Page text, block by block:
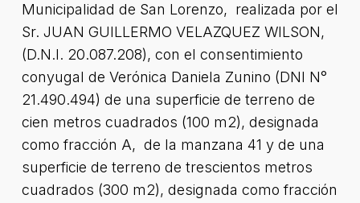
Municipalidad de San Lorenzo, realizada por el
Sr. JUAN GUILLERMO VELAZQUEZ WILSON,
(D.N.I. 20.087.208), con el consentimiento
conyugal de Verónica Daniela Zunino (DNI N°
21.490.494) de una superficie de terreno de
cien metros cuadrados (100 m2), designada
como fracción A, de la manzana 41 y de una
superficie de terreno de trescientos metros
cuadrados (300 m2), designada como fracción